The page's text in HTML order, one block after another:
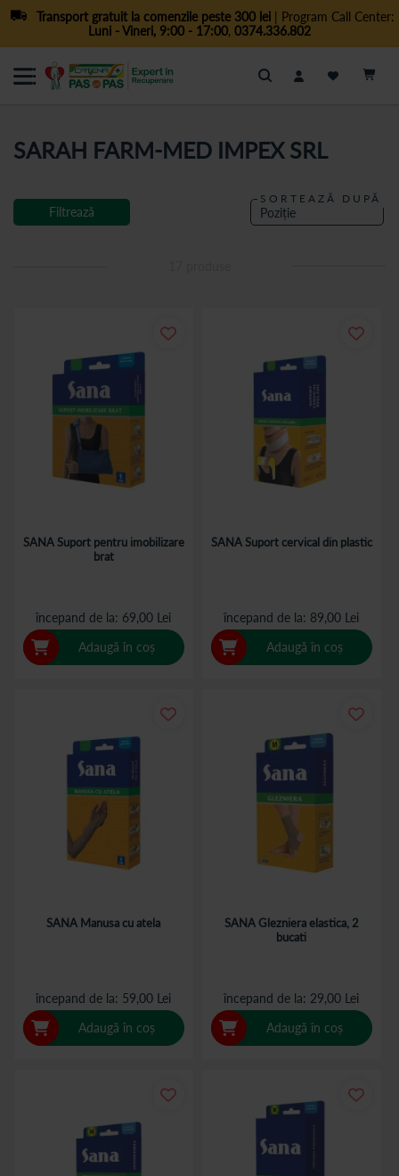
Transport gratuit la comenzile peste 300 lei| Program Call Center:
Luni - Vineri, 9:00 - 17:00, 0374.336.802
Cautare
SARAH FARM-MED IMPEX SRL
SORTEAZĂ DUPĂ
SANA Suport pentru imobilizare
brat
începand de la 69,00 Lei
Adaugă în coș
SANA Suport cervical din plastic
începand de la 89,00 Lei
Adaugă în coș
SANA Manusa cu atela
începand de la 59,00 Lei
Adaugă în coș
SANA Glezniera elastica, 2
bucati
începand de la 29,00 Lei
Adaugă în coș
Filtrează